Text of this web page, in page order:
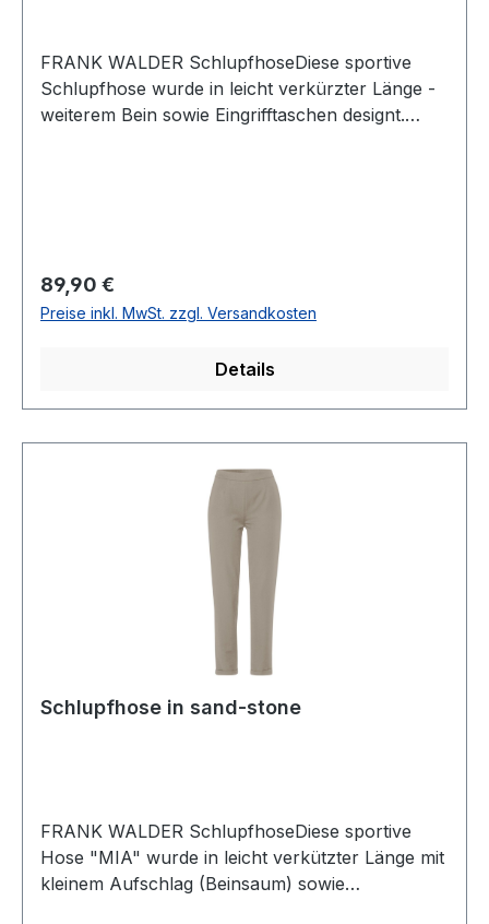
FRANK WALDER SchlupfhoseDiese sportive
Schlupfhose wurde in leicht verkürzter Länge -
weiterem Bein sowie Eingrifftaschen designt.
Elasthan30 ° waschbarModell Nr.:
715615Dessin/Farbe: 000/902
Regulärer Preis:
89,90 €
Preise inkl. MwSt. zzgl. Versandkosten
Details
Schlupfhose in sand-stone
FRANK WALDER SchlupfhoseDiese sportive
Hose "MIA" wurde in leicht verkützter Länge mit
kleinem Aufschlag (Beinsaum) sowie